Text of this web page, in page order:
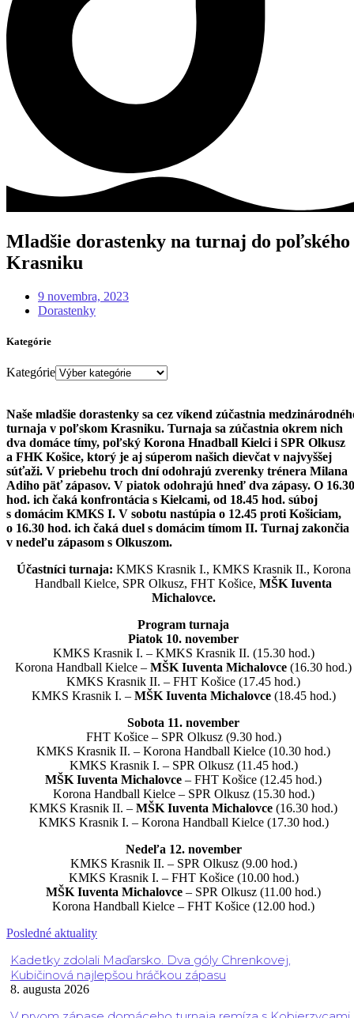
Mladšie dorastenky na turnaj do poľského
Krasniku
9 novembra, 2023
Dorastenky
Kategórie
Kategórie
Naše mladšie dorastenky sa cez víkend zúčastnia
turnaja v poľskom Krasniku. Turnaja sa zúčastnia okrem nich
dva domáce tímy, poľský Korona Hnadball Kielci i SPR Olkusz
a FHK Košice, ktorý je aj súperom našich dievčat v najvyššej
súťaži. V priebehu troch dní odohrajú zverenky trénera Milana
Adiho päť zápasov. V piatok odohrajú hneď dva zápasy. O 16.30
hod. ich čaká konfrontácia s Kielcami, od 18.45 hod. súboj
s domácim KMKS I. V sobotu nastúpia o 12.45 proti Košiciam,
o 16.30 hod. ich čaká duel s domácim tímom II. Turnaj zakončia
v nedeľu zápasom s Olkuszom.
Účastníci turnaja: KMKS Krasnik I., KMKS Krasnik II., Korona
Handball Kielce, SPR Olkusz, FHT Košice, MŠK Iuventa
Michalovce.
Program turnaja
Piatok 10. november
KMKS Krasnik I. – KMKS Krasnik II. (15.30 hod.)
Korona Handball Kielce – MŠK Iuventa Michalovce (16.30 hod.)
KMKS Krasnik II. – FHT Košice (17.45 hod.)
KMKS Krasnik I. – MŠK Iuventa Michalovce(18.45 hod.)
Sobota 11. november
FHT Košice – SPR Olkusz (9.30 hod.)
KMKS Krasnik II. – Korona Handball Kielce (10.30 hod.)
KMKS Krasnik I. – SPR Olkusz (11.45 hod.)
MŠK Iuventa Michalovce – FHT Košice (12.45 hod.)
Korona Handball Kielce – SPR Olkusz (15.30 hod.)
KMKS Krasnik II. – MŠK Iuventa Michalovce (16.30 hod.)
KMKS Krasnik I. – Korona Handball Kielce (17.30 hod.)
Nedeľa 12. november
KMKS Krasnik II. – SPR Olkusz (9.00 hod.)
KMKS Krasnik I. – FHT Košice (10.00 hod.)
MŠK Iuventa Michalovce – SPR Olkusz (11.00 hod.)
Korona Handball Kielce – FHT Košice (12.00 hod.)
Posledné aktuality
Kadetky zdolali Maďarsko. Dva góly Chrenkovej,
Kubičinová najlepšou hráčkou zápasu
8. augusta 2026